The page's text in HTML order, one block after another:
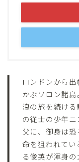
ロンドンから
かぶソロン諸
浪の旅を続け
の従士の少年
父に、御身は
命を狙われて
る俊英が渾身